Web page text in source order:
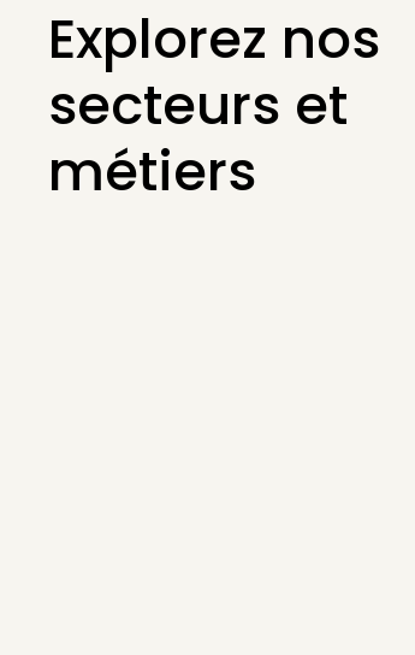
Explorez nos
secteurs et
métiers